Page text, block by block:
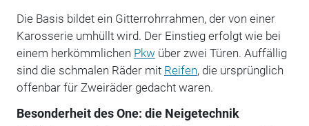
Die Basis bildet ein Gitterrohrrahmen, der von einer
Karosserie umhüllt wird. Der Einstieg erfolgt wie bei
einem herkömmlichen Pkw über zwei Türen. Auffällig
sind die schmalen Räder mit Reifen, die ursprünglich
offenbar für Zweiräder gedacht waren.
Besonderheit des One: die Neigetechnik